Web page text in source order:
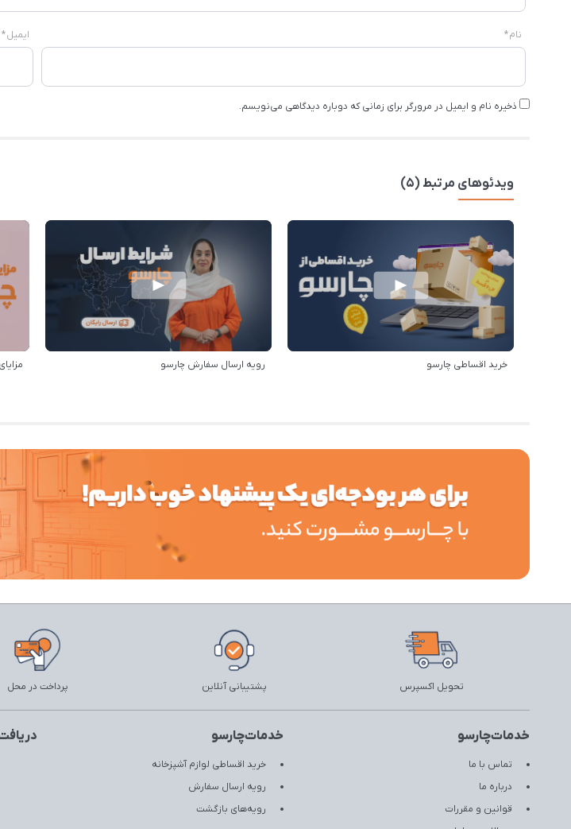
نام* ایمیل*
ذخیره نام و ایمیل در مرورگر برای زمانی که دوباره دیدگاهی می‌نویسم.
ویدئوهای مرتبط (5)
خرید اقساطی چارسو رویه ارسال سفارش چارسو
تحویل اکسپرس پشتیبانی آنلاین پرداخت در محل
خدمات‌چارسو
تماس با ما
درباره ما
قوانین و مقررات
خدمات‌چارسو
خرید اقساطی لوازم آشپزخانه
رویه ارسال سفارش
رویه‌های بازگشت